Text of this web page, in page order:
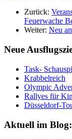
Zurück:
Feuerwache
Weiter: Neu
Neue
Task-
Krabbelreich
Olympic
Rallyes für
Düsseldorf-
Aktuell im Blog: